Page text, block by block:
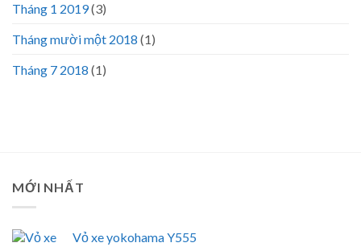
Tháng 1 2019(3)
Tháng mười một 2018 (1)
Tháng 7 2018 (1)
MỚI NHẤT
Vỏ xe yokohama Y555